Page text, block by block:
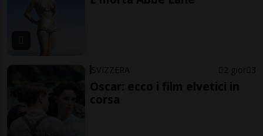
SVIZZERA 2 gior 3
Oscar: ecco i film elvetici in
corsa